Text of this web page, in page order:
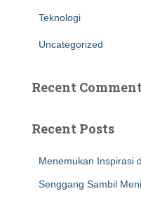
Teknologi
Uncategorized
Recent
Recent Posts
Menemukan Inspirasi
Senggang Sambil